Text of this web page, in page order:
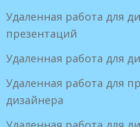
Удаленная работа для
презентаций
Удаленная работа для
Удаленная работа для
дизайнера